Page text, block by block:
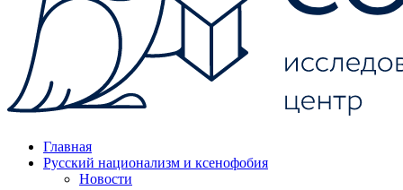
Главная
Русский национализм и ксенофобия
Новости